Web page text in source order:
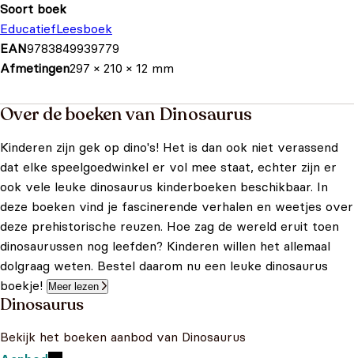
Soort boek
EducatiefLeesboek
EAN9783849939779
Afmetingen297 × 210 × 12 mm
Over de boeken van Dinosaurus
Kinderen zijn gek op dino's! Het is dan ook niet verassend
dat elke speelgoedwinkel er vol mee staat, echter zijn er
ook vele leuke dinosaurus kinderboeken beschikbaar. In
deze boeken vind je fascinerende verhalen en weetjes over
deze prehistorische reuzen. Hoe zag de wereld eruit toen
dinosaurussen nog leefden? Kinderen willen het allemaal
dolgraag weten. Bestel daarom nu een leuke dinosaurus
boekje!
Meer lezen
Dinosaurus
Bekijk het boeken aanbod van Dinosaurus